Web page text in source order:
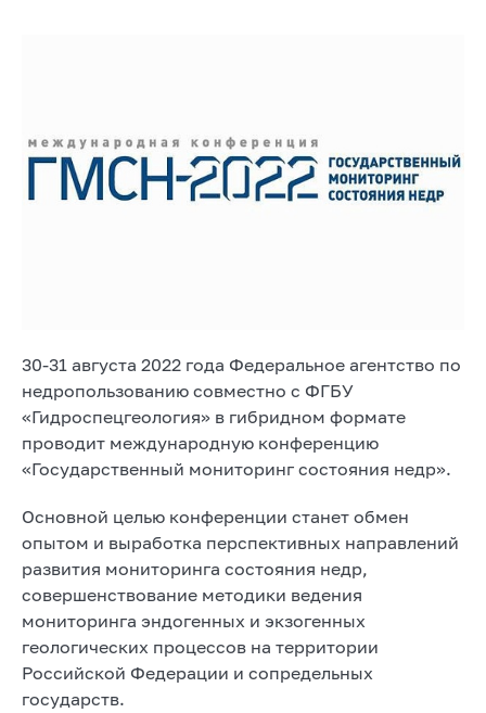
30-31 августа 2022 года Федеральное агентство по
недропользованию совместно с ФГБУ
«Гидроспецгеология» в гибридном формате
проводит международную конференцию
«Государственный мониторинг состояния недр».
Основной целью конференции станет обмен
опытом и выработка перспективных направлений
развития мониторинга состояния недр,
совершенствование методики ведения
мониторинга эндогенных и экзогенных
геологических процессов на территории
Российской Федерации и сопредельных
государств.